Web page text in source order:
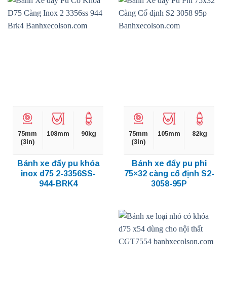
75mm
(3in)
108mm 90kg
Bánh xe đẩy pu khóa
inox d75 2-3356SS-
944-BRK4
75mm
(3in)
105mm 82kg
Bánh xe đẩy pu phi
75×32 càng cố định S2-
3058-95P